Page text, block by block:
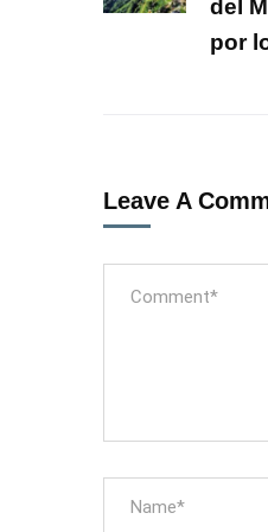
del
por
Leave A